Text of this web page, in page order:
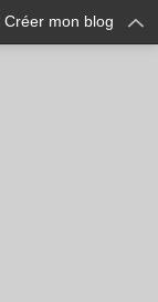
Créer mon blog